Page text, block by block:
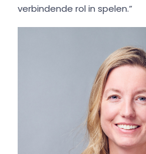
verbindende rol in spelen.”